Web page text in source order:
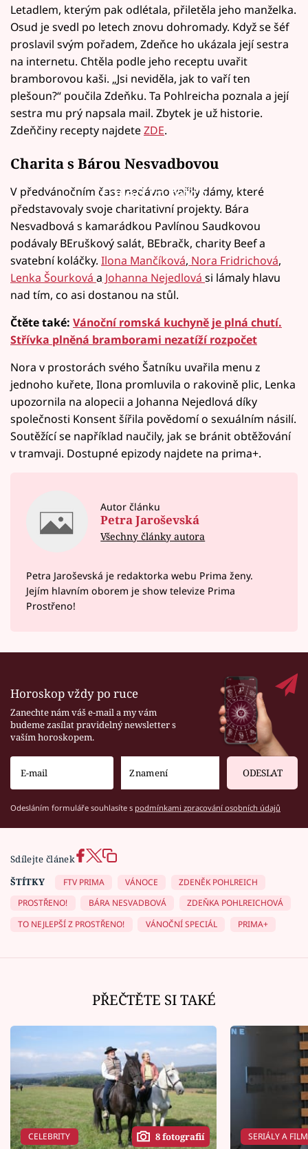
Letadlem, kterým pak odlétala, přiletěla jeho manželka.
Osud je svedl po letech znovu dohromady. Když se šéf
proslavil svým pořadem, Zdeňce ho ukázala její sestra
na internetu. Chtěla podle jeho receptu uvařit
bramborovou kaši. „Jsi neviděla, jak to vaří ten
plešoun?“ poučila Zdeňku. Ta Pohlreicha poznala a její
sestra mu prý napsala mail. Zbytek je už historie.
Zdeňčiny recepty najdeteZDE.
Charita s Bárou Nesvadbovou
Failed to fetch
V předvánočním čase nedávno vařily dámy, které
představovaly svoje charitativní projekty. Bára
Nesvadbová s kamarádkou Pavlínou Saudkovou
podávaly BEruškový salát, BEbračk, charity Beef a
svatební koláčky. Ilona Mančíková, Nora Fridrichová,
Lenka Šourková a Johanna Nejedlová si lámaly hlavu
nad tím, co asi dostanou na stůl.
Čtěte také: Vánoční romská kuchyně je plná chutí.
Střívka plněná bramborami nezatíží rozpočet
Nora v prostorách svého Šatníku uvařila menu z
jednoho kuřete, Ilona promluvila o rakovině plic, Lenka
upozornila na alopecii a Johanna Nejedlová díky
společnosti Konsent šířila povědomí o sexuálním násilí.
Soutěžící se například naučily, jak se bránit obtěžování
v tramvaji. Dostupné epizody najdete na prima+.
Autor článku
Petra Jaroševská
Všechny články autora
Petra Jaroševská je redaktorka webu Prima ženy.
Jejím hlavním oborem je show televize Prima
Prostřeno!
Horoskop vždy po ruce
Zanechte nám váš e-mail a my vám
budeme zasílat pravidelný newsletter s
vaším horoskopem.
ODESLAT
Odesláním formuláře souhlasíte s podmínkami zpracování osobních údajů
Sdílejte článek
ŠTÍTKY
FTV PRIMA VÁNOCE
ZDENĚK POHLREICH
PROSTŘENO!
BÁRA NESVADBOVÁ
ZDEŇKA POHLREICHOVÁ
TO NEJLEPŠÍ Z PROSTŘENO!
VÁNOČNÍ SPECIÁL PRIMA+
PŘEČTĚTE SI TAKÉ
CELEBRITY 8 fotografií SERIÁLY A